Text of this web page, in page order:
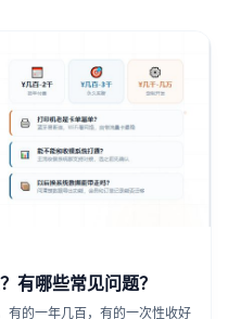
有哪些常见问题？
有的一年几百，有的一次性收好